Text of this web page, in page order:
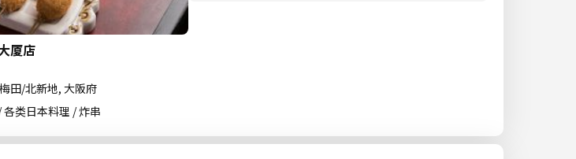
厦店
田/北新地, 大阪府
类日本料理 / 炸串